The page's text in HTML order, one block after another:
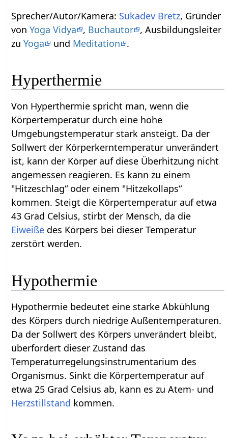
Sprecher/Autor/Kamera: Sukadev Bretz, Gründer
vonYoga Vidya , Buchautor , Ausbildungsleiter
zuYoga und Meditation .
Hyperthermie
Von Hyperthermie spricht man, wenn die
Körpertemperatur durch eine hohe
Umgebungstemperatur stark ansteigt. Da der
Sollwert der Körperkerntemperatur unverändert
ist, kann der Körper auf diese Überhitzung nicht
angemessen reagieren. Es kann zu einem
"Hitzeschlag“ oder einem "Hitzekollaps“
kommen. Steigt die Körpertemperatur auf etwa
43 Grad Celsius, stirbt der Mensch, da die
Eiweiße des Körpers bei dieser Temperatur
zerstört werden.
Hypothermie
Hypothermie bedeutet eine starke Abkühlung
des Körpers durch niedrige Außentemperaturen.
Da der Sollwert des Körpers unverändert bleibt,
überfordert dieser Zustand das
Temperaturregelungsinstrumentarium des
Organismus. Sinkt die Körpertemperatur auf
etwa 25 Grad Celsius ab, kann es zu Atem- und
Herzstillstand kommen.